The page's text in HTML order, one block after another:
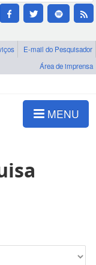
E-mail do Pesquisador
Área de imprensa
MENU